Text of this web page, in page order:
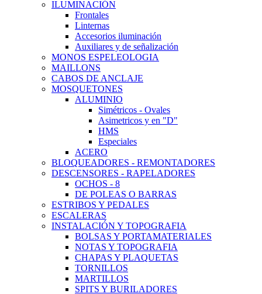
ILUMINACIÓN
Frontales
Linternas
Accesorios iluminación
Auxiliares y de señalización
MONOS ESPELEOLOGIA
MAILLONS
CABOS DE ANCLAJE
MOSQUETONES
ALUMINIO
Simétricos - Ovales
Asimetricos y en "D"
HMS
Especiales
ACERO
BLOQUEADORES - REMONTADORES
DESCENSORES - RAPELADORES
OCHOS - 8
DE POLEAS O BARRAS
ESTRIBOS Y PEDALES
ESCALERAS
INSTALACIÓN Y TOPOGRAFIA
BOLSAS Y PORTAMATERIALES
NOTAS Y TOPOGRAFIA
CHAPAS Y PLAQUETAS
TORNILLOS
MARTILLOS
SPITS Y BURILADORES